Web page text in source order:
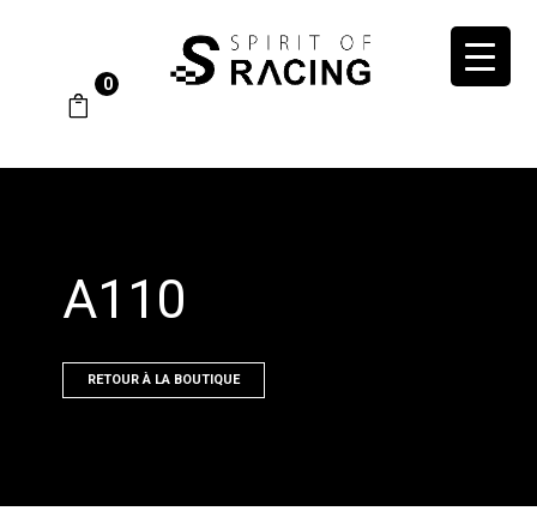
0
A110
RETOUR À LA BOUTIQUE